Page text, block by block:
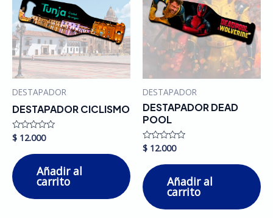
DESTAPADOR
DESTAPADOR CICLISMO
Valorado
en
de
5
$ 12.000
Añadir al
carrito
DESTAPADOR
DESTAPADOR DEAD
POOL
Valorado
en
de
5
$ 12.000
Añadir al
carrito